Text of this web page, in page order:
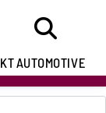
AUTOMOTIVE